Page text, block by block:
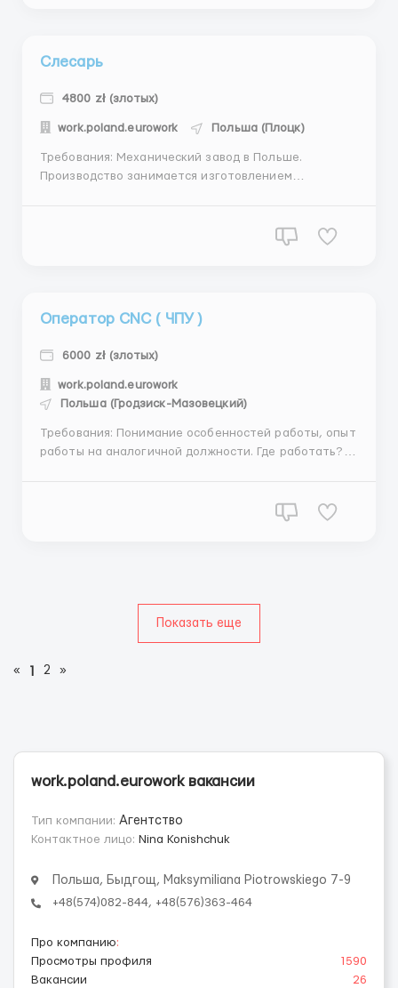
Слесарь
4800 zł (злотых)
work.poland.eurowork Польша (Плоцк)
Требования: Механический завод в Польше.
Производство занимается изготовлением
доступности к месту выполнения работы, стоимость
Оператор CNC ( ЧПУ )
6000 zł (злотых)
work.poland.eurowork
Польша (Гродзиск-Мазовецкий)
Требования: Понимание особенностей работы, опыт
работы на аналогичной должности. Где работать? Г.
Металлоперерабатывающая компания. По
Показать еще
« 2 »
work.poland.eurowork вакансии
Тип компании: Агентство
Контактное лицо: Nina Konishchuk
Польша, Быдгощ, Maksymiliana Piotrowskiego 7-9
+48(574)082-844, +48(576)363-464
Про компанию:
Просмотры профиля
1590
Вакансии
26